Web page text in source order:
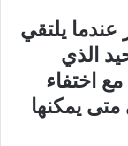
عندما يلتقي
الذي
اختفاء
يمكنها